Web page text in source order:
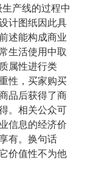
产线的过程中
计图纸因此具
述能构成商业
生活使用中取
属性进行类
性，买家购买
品后获得了商
。相关公众可
信息的经济价
有。换句话
价值性不为他